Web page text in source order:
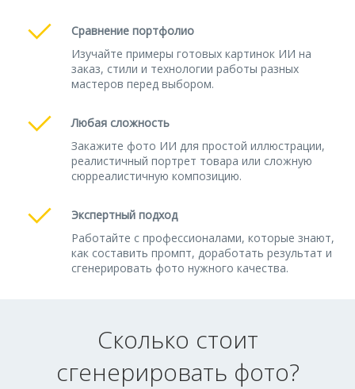
Сравнение портфолио
Изучайте примеры готовых картинок ИИ на
заказ, стили и технологии работы разных
мастеров перед выбором.
Любая сложность
Закажите фото ИИ для простой иллюстрации,
реалистичный портрет товара или сложную
сюрреалистичную композицию.
Экспертный подход
Работайте с профессионалами, которые знают,
как составить промпт, доработать результат и
сгенерировать фото нужного качества.
Сколько стоит
сгенерировать фото?